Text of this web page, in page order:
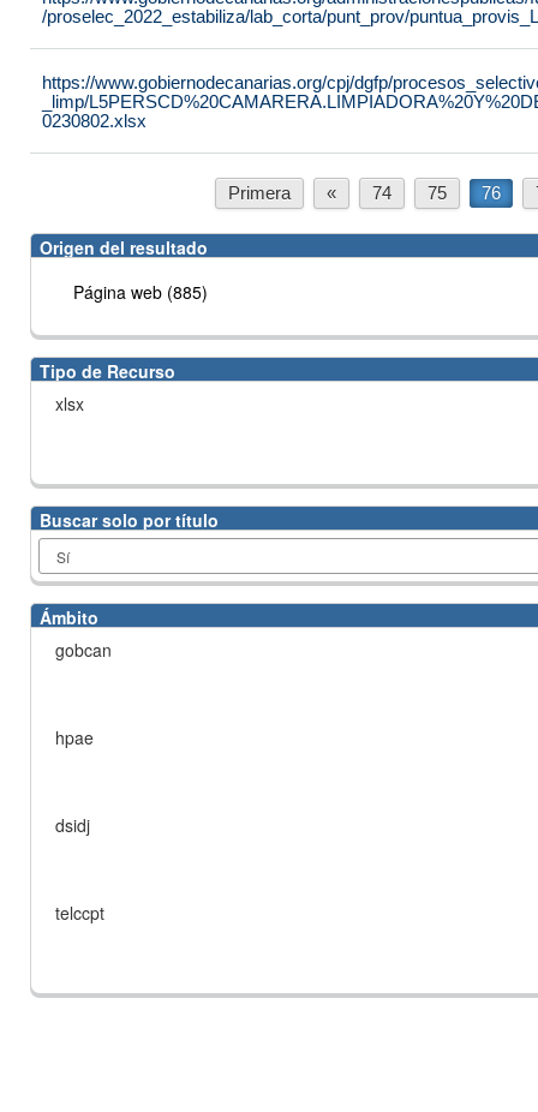
/proselec_2022_estabiliza/lab_corta/punt_prov/
https://www.gobiernodecanarias.org/cpj/dgfp/
_limp/
0230802.xlsx
Primera « 74 75 76
Origen del resultado
Página web (885)
Tipo de Recurso
xlsx
Buscar solo por título
Ámbito
gobcan
hpae
dsidj
telccpt